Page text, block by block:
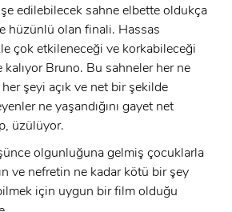
edilebilecek sahne elbette oldukça
hüzünlü olan finali. Hassas
çok etkileneceği ve korkabileceği
Bruno. Bu sahneler her ne
şeyi açık ve net bir şekilde
ne yaşandığını gayet net
üzülüyor.
olgunluğuna gelmiş çocuklarla
ve nefretin ne kadar kötü bir şey
için uygun bir film olduğu